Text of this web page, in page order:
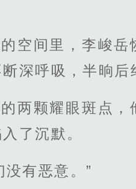
空间里，李峻
深呼吸，半晌后
两颗耀眼斑点
了沉默。
没有恶意。”